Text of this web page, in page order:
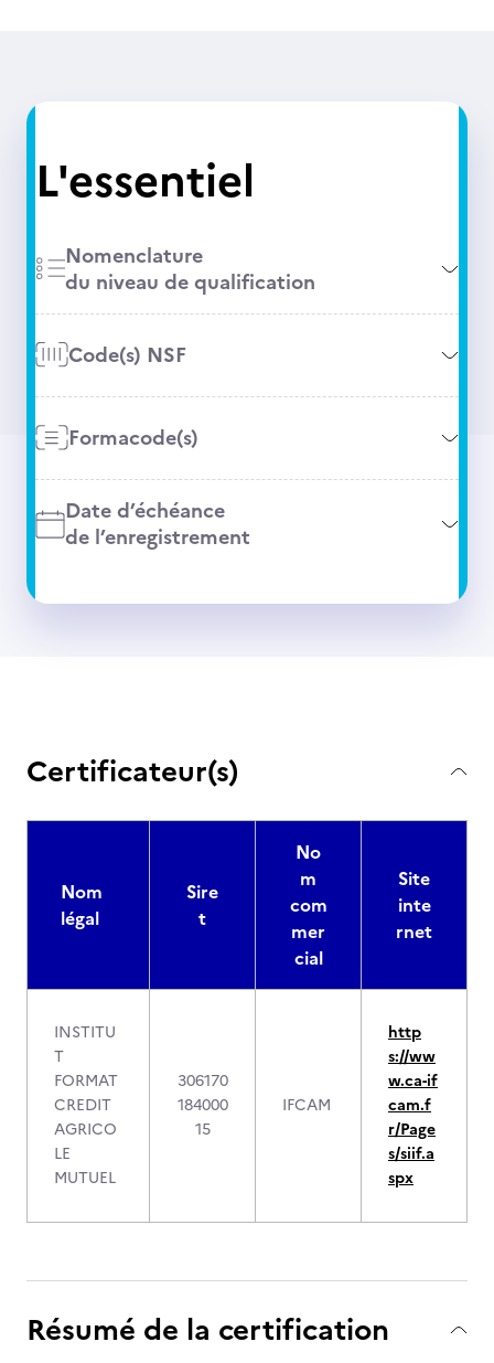
L'essentiel
Nomenclature
du niveau de qualification
Code(s) NSF
Formacode(s)
Date d’échéance
de l’enregistrement
Certificateur(s)
Nom
légal
Sire
t
No
m
com
mer
cial
Site
inte
rnet
INSTITU
T
FORMAT
CREDIT
AGRICO
LE
MUTUEL
306170
184000
15
IFCAM
http
s://ww
w.ca-if
cam.f
r/Page
s/siif.a
spx
Résumé de la certification